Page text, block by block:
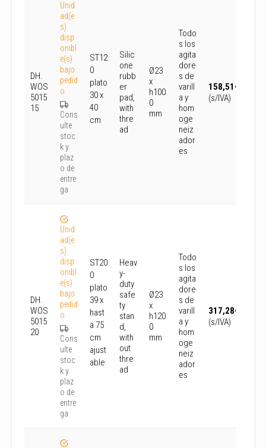
DH.
WOS
5015
15
Unid
ad(e
s)
disp
onibl
e(s)
bajo
pedid
o
Cons
ulte
stoc
k y
plaz
o de
entre
ga
ST12
0
plato
30 x
40
cm
Silic
one
rubb
er
pad,
with
thre
ad
Ø23
x
h100
0
mm
Todo
s los
agita
dore
s de
varill
a y
hom
oge
neiz
ador
es
158,51 €
(s/IVA)
DH.
WOS
5015
20
Unid
ad(e
s)
disp
onibl
e(s)
bajo
pedid
o
Cons
ulte
stoc
k y
plaz
o de
entre
ga
ST20
0
plato
39 x
hast
a 75
cm
ajust
able
Heav
y-
duty
safe
ty
stan
d,
with
out
thre
ad
Ø23
x
h120
0
mm
Todo
s los
agita
dore
s de
varill
a y
hom
oge
neiz
ador
es
317,28€
(s/IVA)